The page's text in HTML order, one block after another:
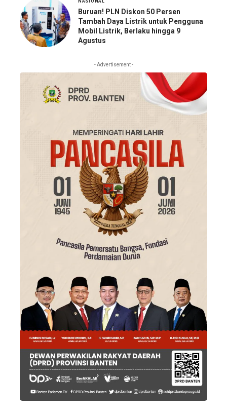
NASIONAL
Buruan! PLN Diskon 50 Persen
Tambah Daya Listrik untuk Pengguna
Mobil Listrik, Berlaku hingga 9
Agustus
- Advertisement -